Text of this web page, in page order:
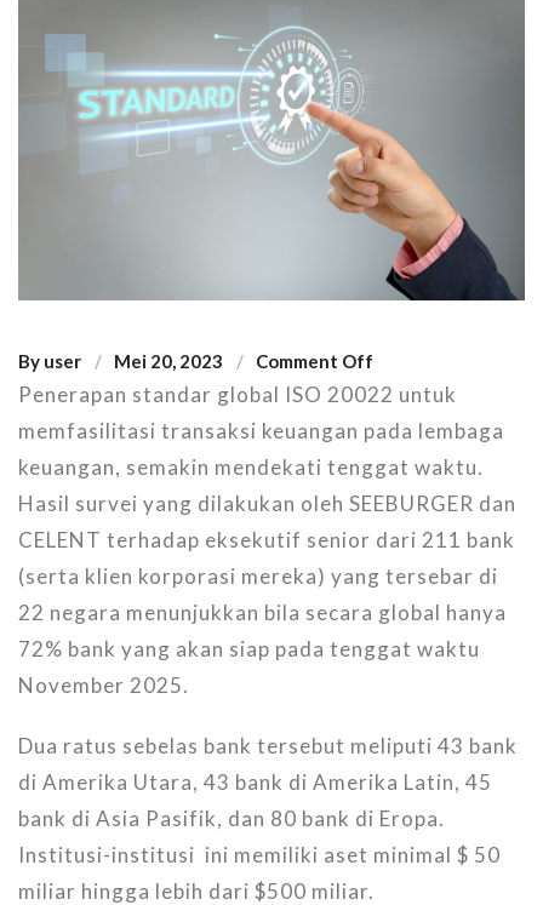
By user Mei 20, 2023 Comment Off
Penerapan standar global ISO 20022 untuk
memfasilitasi transaksi keuangan pada lembaga
keuangan, semakin mendekati tenggat waktu.
Hasil survei yang dilakukan oleh SEEBURGER dan
CELENT terhadap eksekutif senior dari 211 bank
(serta klien korporasi mereka) yang tersebar di
22 negara menunjukkan bila secara global hanya
72% bank yang akan siap pada tenggat waktu
November 2025.
Dua ratus sebelas bank tersebut meliputi 43 bank
di Amerika Utara, 43 bank di Amerika Latin, 45
bank di Asia Pasifik, dan 80 bank di Eropa.
Institusi-institusi ini memiliki aset minimal $ 50
miliar hingga lebih dari $500 miliar.